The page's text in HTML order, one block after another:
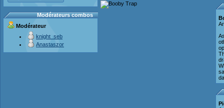
Modérateurs combos
Modérateur
knight_seb
Anastaszor